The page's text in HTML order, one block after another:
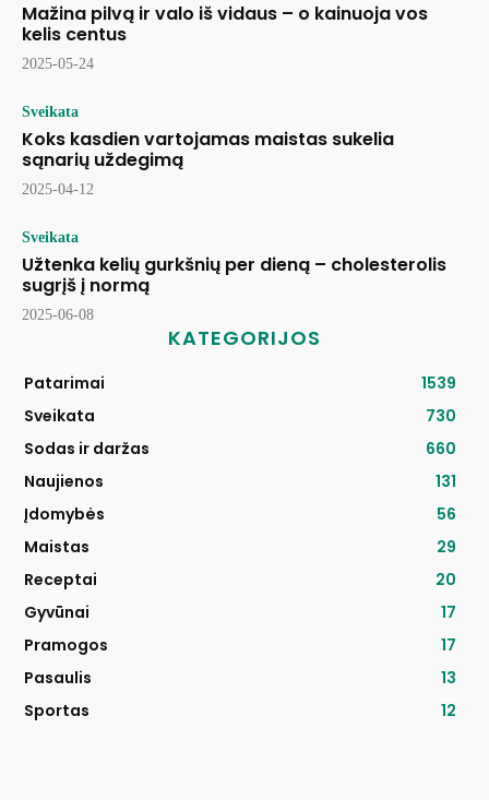
Mažina pilvą ir valo iš vidaus – o kainuoja vos
kelis centus
2025-05-24
Sveikata
Koks kasdien vartojamas maistas sukelia
sąnarių uždegimą
2025-04-12
Sveikata
Užtenka kelių gurkšnių per dieną – cholesterolis
sugrįš į normą
2025-06-08
KATEGORIJOS
Patarimai
1539
Sveikata
730
Sodas ir daržas
660
Naujienos
131
Įdomybės
56
Maistas
29
Receptai
20
Gyvūnai
17
Pramogos
17
Pasaulis
13
Sportas
12